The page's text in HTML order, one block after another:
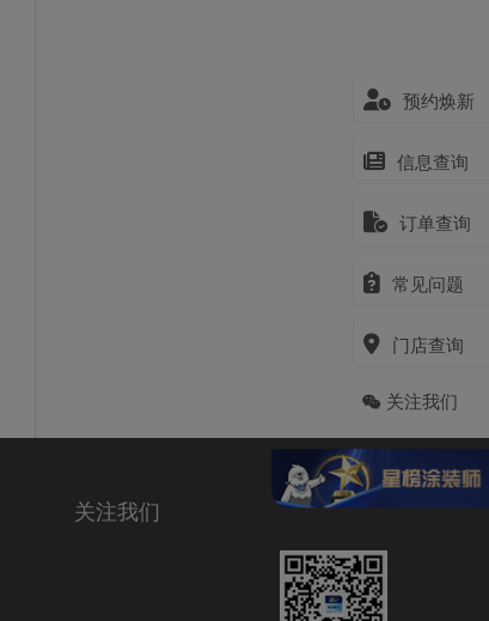
预约焕新
信息查询
订单查询
常见问题
门店查询
关注我们
关注我们